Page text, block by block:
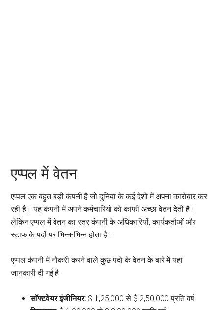
एप्पल में वेतन
एप्पल एक बहुत बड़ी कंपनी है जो दुनिया के कई देशों में अपना कारोबार कर
रही है। यह कंपनी में अपने कर्मचारियों को काफी अच्छा वेतन देती है।
लेकिन एप्पल में वेतन का स्तर कंपनी के अधिकारियों, कार्यकर्ताओं और
स्टाफ के पदों पर भिन्न-भिन्न होता है।
एप्पल कंपनी में नौकरी करने वाले कुछ पदों के वेतन के बारे में यहां
जानकारी दी गई है-
सॉफ्टवेयर इंजीनियर: $ 1,25,000 से $ 2,50,000 प्रति वर्ष